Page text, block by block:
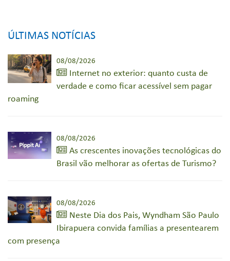
ÚLTIMAS NOTÍCIAS
08/08/2026
Internet no exterior: quanto custa de
verdade e como ficar acessível sem pagar
roaming
08/08/2026
As crescentes inovações tecnológicas do
Brasil vão melhorar as ofertas de Turismo?
08/08/2026
Neste Dia dos Pais, Wyndham São Paulo
Ibirapuera convida famílias a presentearem
com presença